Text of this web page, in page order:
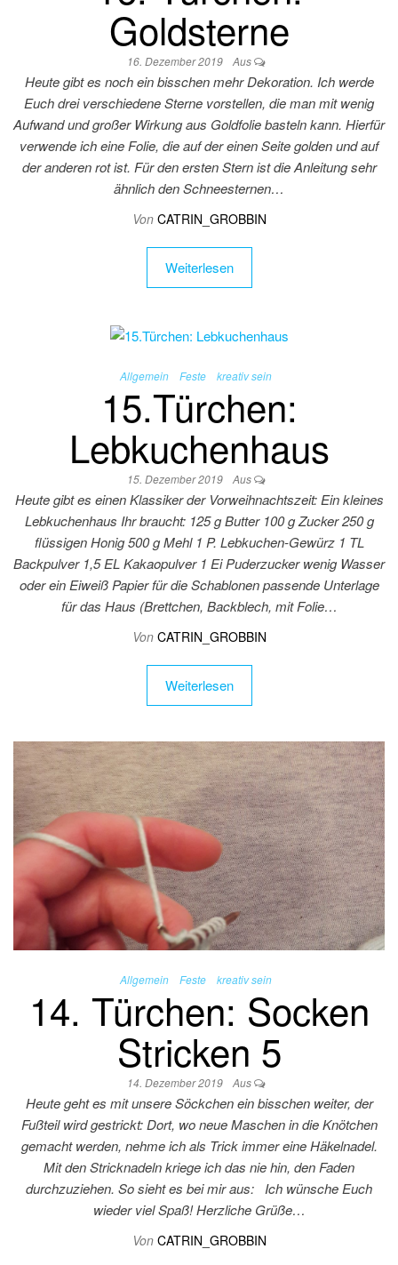
Goldsterne
16. Dezember 2019 Aus
Heute gibt es noch ein bisschen mehr Dekoration. Ich werde
Euch drei verschiedene Sterne vorstellen, die man mit wenig
Aufwand und großer Wirkung aus Goldfolie basteln kann. Hierfür
verwende ich eine Folie, die auf der einen Seite golden und auf
der anderen rot ist. Für den ersten Stern ist die Anleitung sehr
ähnlich den Schneesternen…
Von CATRIN_GROBBIN
Weiterlesen
Allgemein Feste kreativ sein
15.Türchen:
Lebkuchenhaus
15. Dezember 2019 Aus
Heute gibt es einen Klassiker der Vorweihnachtszeit: Ein kleines
Lebkuchenhaus Ihr braucht: 125 g Butter 100 g Zucker 250 g
flüssigen Honig 500 g Mehl 1 P. Lebkuchen-Gewürz 1 TL
Backpulver 1,5 EL Kakaopulver 1 Ei Puderzucker wenig Wasser
oder ein Eiweiß Papier für die Schablonen passende Unterlage
für das Haus (Brettchen, Backblech, mit Folie…
Von CATRIN_GROBBIN
Weiterlesen
Allgemein Feste kreativ sein
14. Türchen: Socken
Stricken 5
14. Dezember 2019 Aus
Heute geht es mit unsere Söckchen ein bisschen weiter, der
Fußteil wird gestrickt: Dort, wo neue Maschen in die Knötchen
gemacht werden, nehme ich als Trick immer eine Häkelnadel.
Mit den Stricknadeln kriege ich das nie hin, den Faden
durchzuziehen. So sieht es bei mir aus: Ich wünsche Euch
wieder viel Spaß! Herzliche Grüße…
Von CATRIN_GROBBIN